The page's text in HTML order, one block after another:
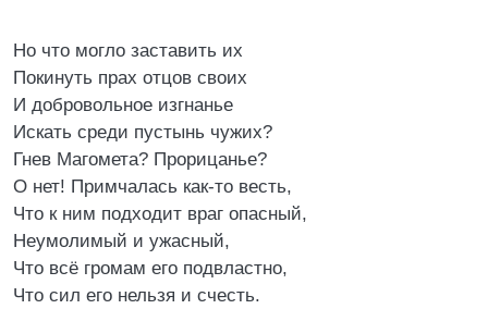
Но что могло заставить их
Покинуть прах отцов своих
И добровольное изгнанье
Искать среди пустынь чужих?
Гнев Магомета? Прорицанье?
О нет! Примчалась как-то весть,
Что к ним подходит враг опасный,
Неумолимый и ужасный,
Что всё громам его подвластно,
Что сил его нельзя и счесть.